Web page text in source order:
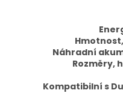
Náhradní
Rozměry,
Kompatibilní s